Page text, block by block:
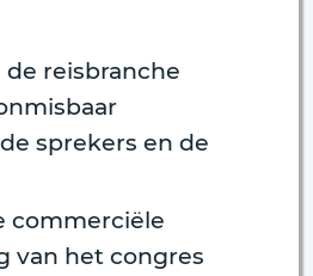
reisbranche
sprekers en de
commerciële
van het congres